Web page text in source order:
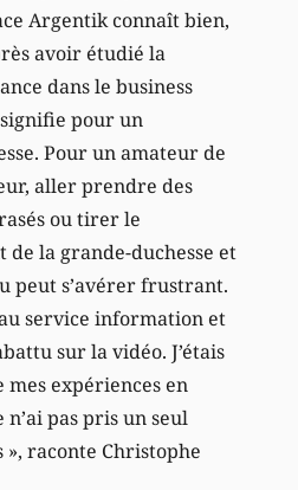
Argentik connaît bien,
avoir étudié la
dans le business
pour un
Pour un amateur de
aller prendre des
ou tirer le
la grande-duchesse et
peut s’avérer frustrant.
service information et
sur la vidéo. J’étais
expériences en
pas pris un seul
raconte Christophe